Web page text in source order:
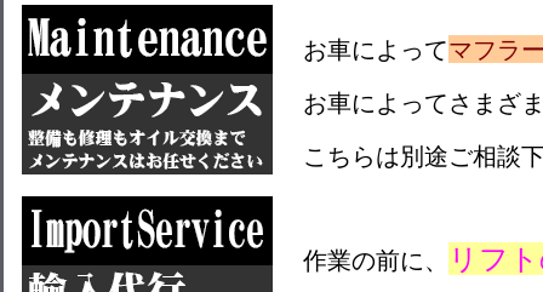
お車によってマフラ
お車によってさまざ
こちらは別途ご相談
作業の前に、 リフ